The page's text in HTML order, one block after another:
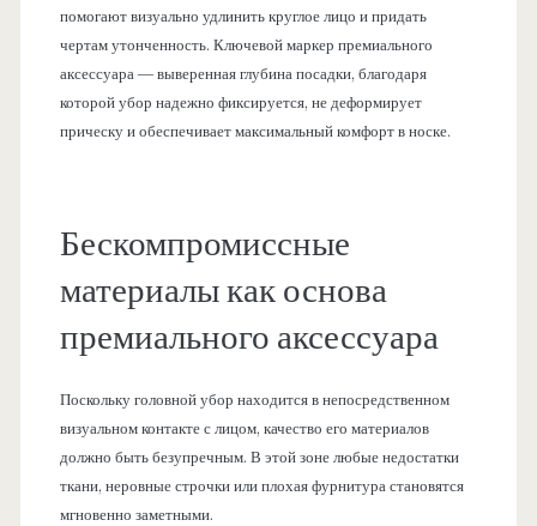
помогают визуально удлинить круглое лицо и придать
чертам утонченность. Ключевой маркер премиального
аксессуара — выверенная глубина посадки, благодаря
которой убор надежно фиксируется, не деформирует
прическу и обеспечивает максимальный комфорт в носке.
Бескомпромиссные
материалы как основа
премиального аксессуара
Поскольку головной убор находится в непосредственном
визуальном контакте с лицом, качество его материалов
должно быть безупречным. В этой зоне любые недостатки
ткани, неровные строчки или плохая фурнитура становятся
мгновенно заметными.